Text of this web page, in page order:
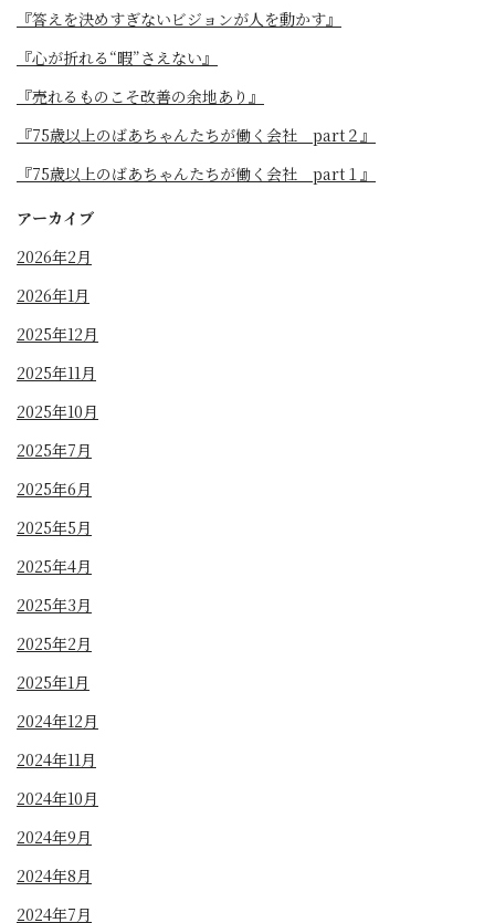
『答えを決めすぎないビジョンが人を動かす』
『心が折れる“暇”さえない』
『売れるものこそ改善の余地あり』
『75歳以上のばあちゃんたちが働く会社 part２』
『75歳以上のばあちゃんたちが働く会社 part１』
アーカイブ
2026年2月
2026年1月
2025年12月
2025年11月
2025年10月
2025年7月
2025年6月
2025年5月
2025年4月
2025年3月
2025年2月
2025年1月
2024年12月
2024年11月
2024年10月
2024年9月
2024年8月
2024年7月